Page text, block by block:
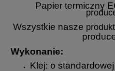
Papier termiczny
Wszystkie nasze produ
Wykonanie:
Klej: o